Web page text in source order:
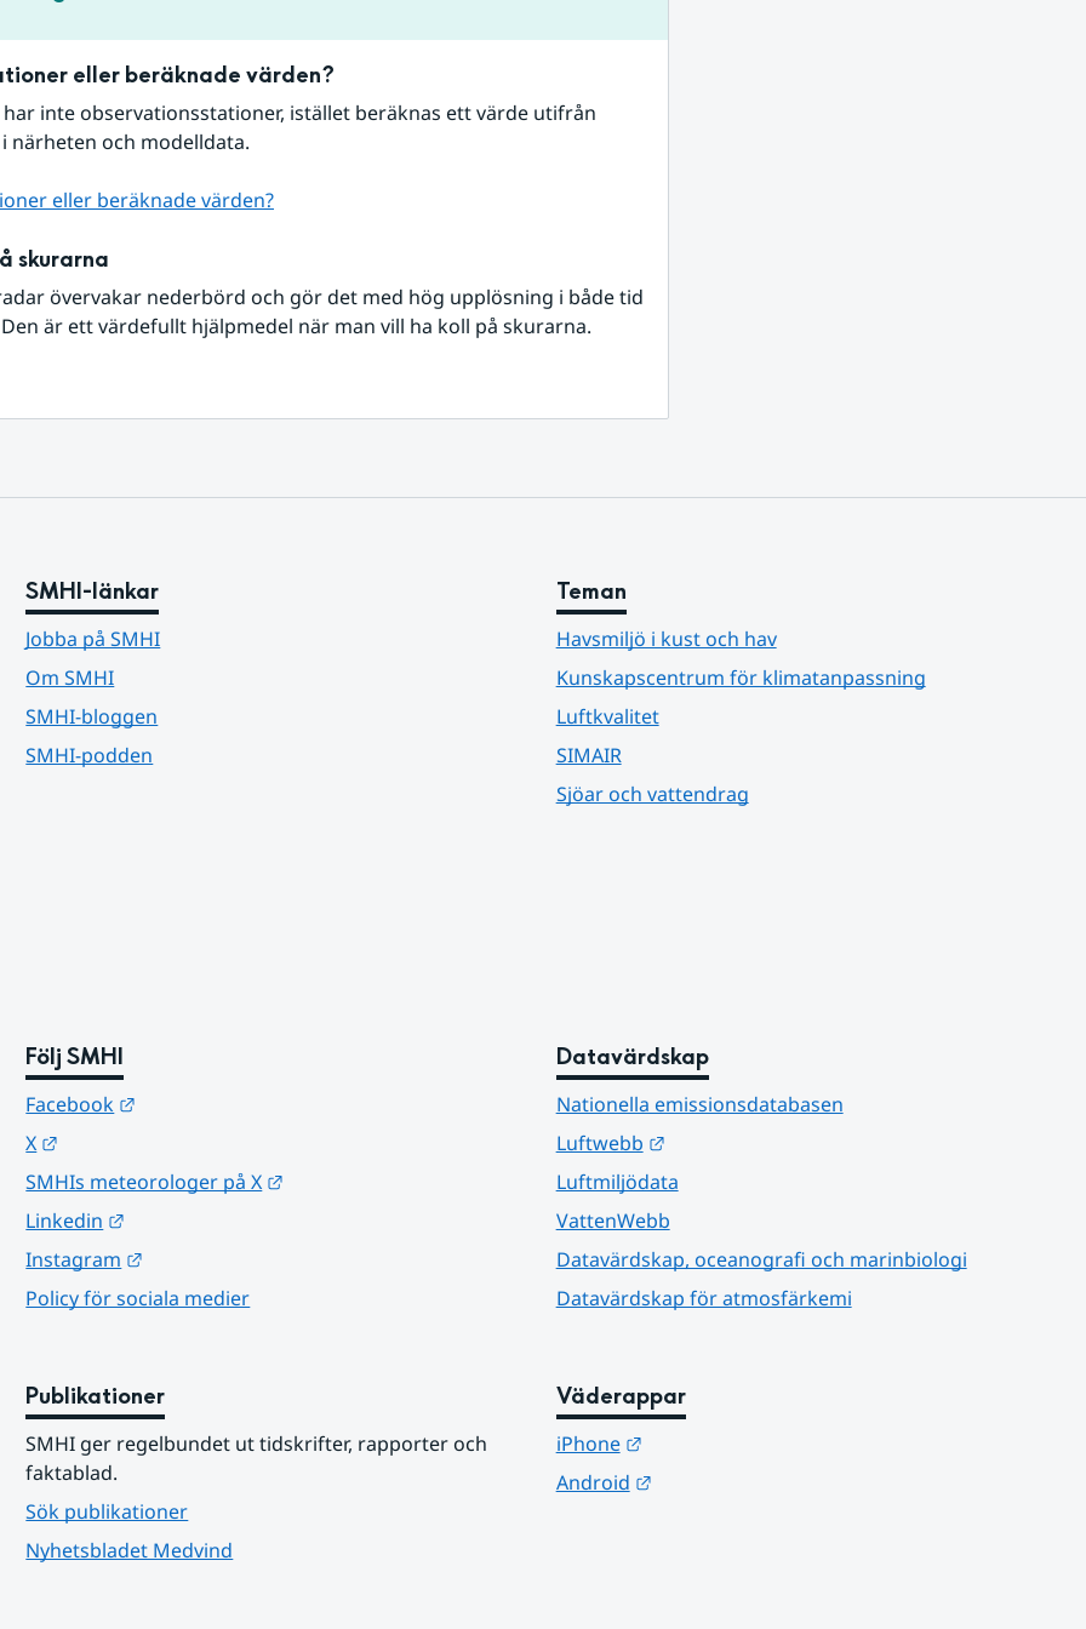
eller beräknade värden?
inte observationsstationer, istället beräknas ett värde utifrån
närheten och modelldata.
eller beräknade värden?
skurarna
övervakar nederbörd och gör det med hög upplösning i både tid
är ett värdefullt hjälpmedel när man vill ha koll på skurarna.
SMHI-länkar
Jobba på SMHI
Om SMHI
SMHI-bloggen
SMHI-podden
Teman
Havsmiljö i kust och hav
Kunskapscentrum för klimatanpassning
Luftkvalitet
SIMAIR
Sjöar och vattendrag
Följ SMHI
Facebook
X
SMHIs meteorologer på X
Linkedin
Instagram
Policy för sociala medier
Datavärdskap
Nationella emissionsdatabasen
Luftwebb
Länk till annan webbplats.
Luftmiljödata
VattenWebb
Datavärdskap, oceanografi och marinbiologi
Datavärdskap för atmosfärkemi
Publikationer
SMHI ger regelbundet ut tidskrifter, rapporter och
faktablad.
Sök publikationer
Nyhetsbladet Medvind
Väderappar
iPhone
Länk till annan webbplats.
Android
Länk till annan webbplats.